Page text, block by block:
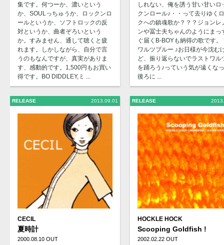
集です。何つーか、濃いという
か、SOULっちゅうか、ロックンロ
ールというか、ソフトロックの反
対というか、曲者ぞろいという
か。すみません、通して聴くと疲
れます。しかしながら、自分で言
うのもなんですが、真実がありま
す、感動的です。1,500円もお買い
得です。BO DIDDLEY,ミ ...
RELEASE 2013.09.01
CECIL
夏時計
2000.08.10 OUT
しれない、俺を誘う甘い甘いロ
クンロール♪・・って去りゆく
クへの鎮魂歌か？？？ジョンレ
ンや冨士夫ちゃんのようにまっ
ぐ届くB-BOYも納得の歌です。
ワルツブルー ♪お日様が今沈む
ど、振り返らないでラストワル
を踊ろう♪っていう気が遠くな
後ろに ...
RELEASE
HOCKLE HOCK
Scooping Goldfish !
2002.02.22 OUT